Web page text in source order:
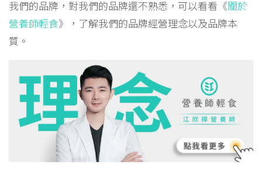
我們的品牌，對我們的品牌還不熟悉，可以看看《關於
營養師輕食》，了解我們的品牌經營理念以及品牌本
質。